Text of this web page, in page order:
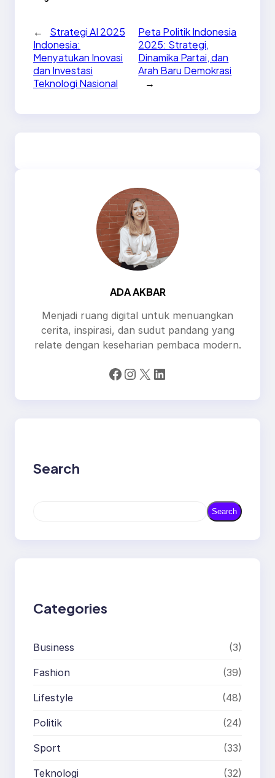
←
Strategi AI 2025
Indonesia:
Menyatukan Inovasi
dan Investasi
Teknologi Nasional
Peta Politik Indonesia
2025: Strategi,
Dinamika Partai, dan
Arah Baru Demokrasi
→
ADA AKBAR
Menjadi ruang digital untuk menuangkan
cerita, inspirasi, dan sudut pandang yang
relate dengan keseharian pembaca modern.
Facebook Instagram X LinkedIn
Search
r
Search
Categories
Business (3)
Fashion (39)
Lifestyle (48)
Politik (24)
Sport (33)
Teknologi (32)